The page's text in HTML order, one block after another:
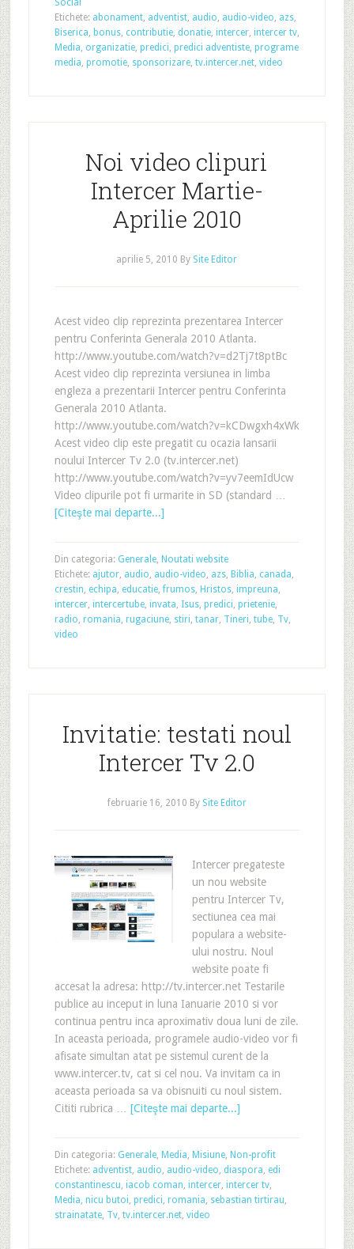
Social
Etichete: abonament, adventist, audio, audio-video, azs,
Biserica, bonus, contributie, donatie, intercer, intercer tv,
Media, organizatie, predici, predici adventiste, programe
media, promotie, sponsorizare, tv.intercer.net, video
Noi video clipuri
Intercer Martie-
Aprilie 2010
aprilie 5, 2010 By Site Editor
Acest video clip reprezinta prezentarea Intercer
pentru Conferinta Generala 2010 Atlanta.
http://www.youtube.com/watch?v=d2Tj7t8ptBc
Acest video clip reprezinta versiunea in limba
engleza a prezentarii Intercer pentru Conferinta
Generala 2010 Atlanta.
http://www.youtube.com/watch?v=kCDwgxh4xWk
Acest video clip este pregatit cu ocazia lansarii
noului Intercer Tv 2.0 (tv.intercer.net)
http://www.youtube.com/watch?v=yv7eemIdUcw
Video clipurile pot fi urmarite in SD (standard …
[Citeşte mai departe...]
Din categoria: Generale, Noutati website
Etichete: ajutor, audio, audio-video, azs, Biblia, canada,
crestin, echipa, educatie,frumos, Hristos, impreuna,
intercer, intercertube, invata, Isus, predici, prietenie,
radio, romania, rugaciune, stiri, tanar, Tineri, tube, Tv,
video
Invitatie: testati noul
Intercer Tv 2.0
februarie 16, 2010 By Site Editor
Intercer pregateste
un nou website
pentru Intercer Tv,
sectiunea cea mai
populara a website-
ului nostru. Noul
website poate fi
accesat la adresa: http://tv.intercer.net Testarile
publice au inceput in luna Ianuarie 2010 si vor
continua pentru inca aproximativ doua luni de zile.
In aceasta perioada, programele audio-video vor fi
afisate simultan atat pe sistemul curent de la
www.intercer.tv, cat si cel nou. Va invitam ca in
aceasta perioada sa va obisnuiti cu noul sistem.
Cititi rubrica … [Citeşte mai departe...]
Din categoria: Generale, Media, Misiune, Non-profit
Etichete: adventist, audio, audio-video, diaspora, edi
constantinescu, iacob coman, intercer, intercer tv,
Media, nicu butoi, predici, romania, sebastian tirtirau,
strainatate, Tv, tv.intercer.net, video